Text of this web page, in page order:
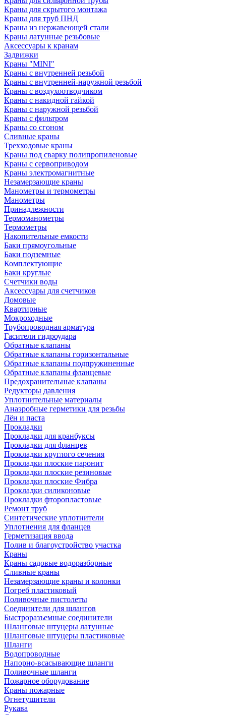
Краны для скрытого монтажа
Краны для труб ПНД
Краны из нержавеющей стали
Краны латунные резьбовые
Аксессуары к кранам
Задвижки
Краны "MINI"
Краны с внутренней резьбой
Краны с внутренней-наружной резьбой
Краны с воздухоотводчиком
Краны с накидной гайкой
Краны с наружной резьбой
Краны с фильтром
Краны со сгоном
Сливные краны
Трехходовые краны
Краны под сварку полипропиленовые
Краны с сервоприводом
Краны электромагнитные
Незамерзающие краны
Манометры и термометры
Манометры
Принадлежности
Термоманометры
Термометры
Накопительные емкости
Баки прямоугольные
Баки подземные
Комплектующие
Баки круглые
Счетчики воды
Аксессуары для счетчиков
Домовые
Квартирные
Мокроходные
Трубопроводная арматура
Гасители гидроудара
Обратные клапаны
Обратные клапаны горизонтальные
Обратные клапаны подпружиненные
Обратные клапаны фланцевые
Предохранительные клапаны
Редукторы давления
Уплотнительные материалы
Анаэробные герметики для резьбы
Лён и паста
Прокладки
Прокладки для кранбуксы
Прокладки для фланцев
Прокладки круглого сечения
Прокладки плоские паронит
Прокладки плоские резиновые
Прокладки плоские Фибра
Прокладки силиконовые
Прокладки фторопластовые
Ремонт труб
Синтетические уплотнители
Уплотнения для фланцев
Герметизация ввода
Полив и благоустройство участка
Краны
Краны садовые водоразборные
Сливные краны
Незамерзающие краны и колонки
Погреб пластиковый
Поливочные пистолеты
Соединители для шлангов
Быстроразъемные соединители
Шланговые штуцеры латунные
Шланговые штуцеры пластиковые
Шланги
Водопроводные
Напорно-всасывающие шланги
Поливочные шланги
Пожарное оборудование
Краны пожарные
Огнетушители
Рукава